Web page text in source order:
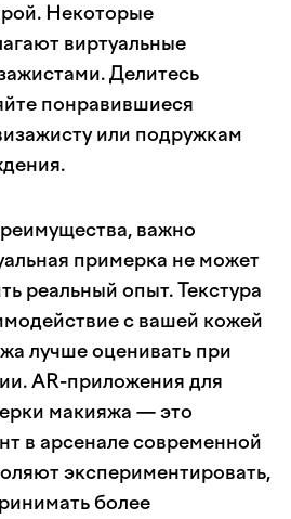
Некоторые
виртуальные
Делитесь
понравившиеся
или подружкам
важно
примерка не может
реальный опыт. Текстура
с вашей кожей
лучше оценивать при
AR-приложения для
макияжа — это
в арсенале современной
экспериментировать,
более